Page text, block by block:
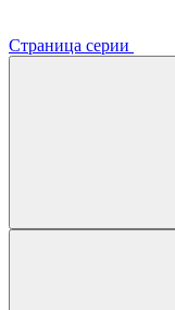
Страница серии